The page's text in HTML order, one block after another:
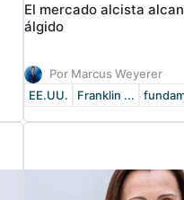
El mercado alcista
álgido
Por Marcus Weyerer
EE.UU.
Franklin ...